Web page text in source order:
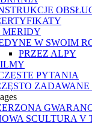
MERIDY
W SWOIM
PRZEZ ALPY
PYTANIA
SCULTURA V